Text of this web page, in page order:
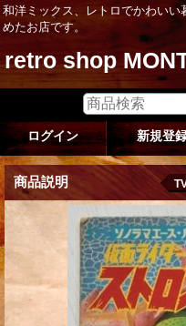
和洋ミックス、レトロでかわい
めたお店です。
retro shop
ログイン 新規登
商品説明